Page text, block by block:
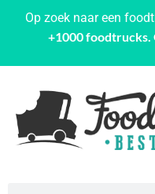
Op zoek naar een
+1000 foodtrucks.